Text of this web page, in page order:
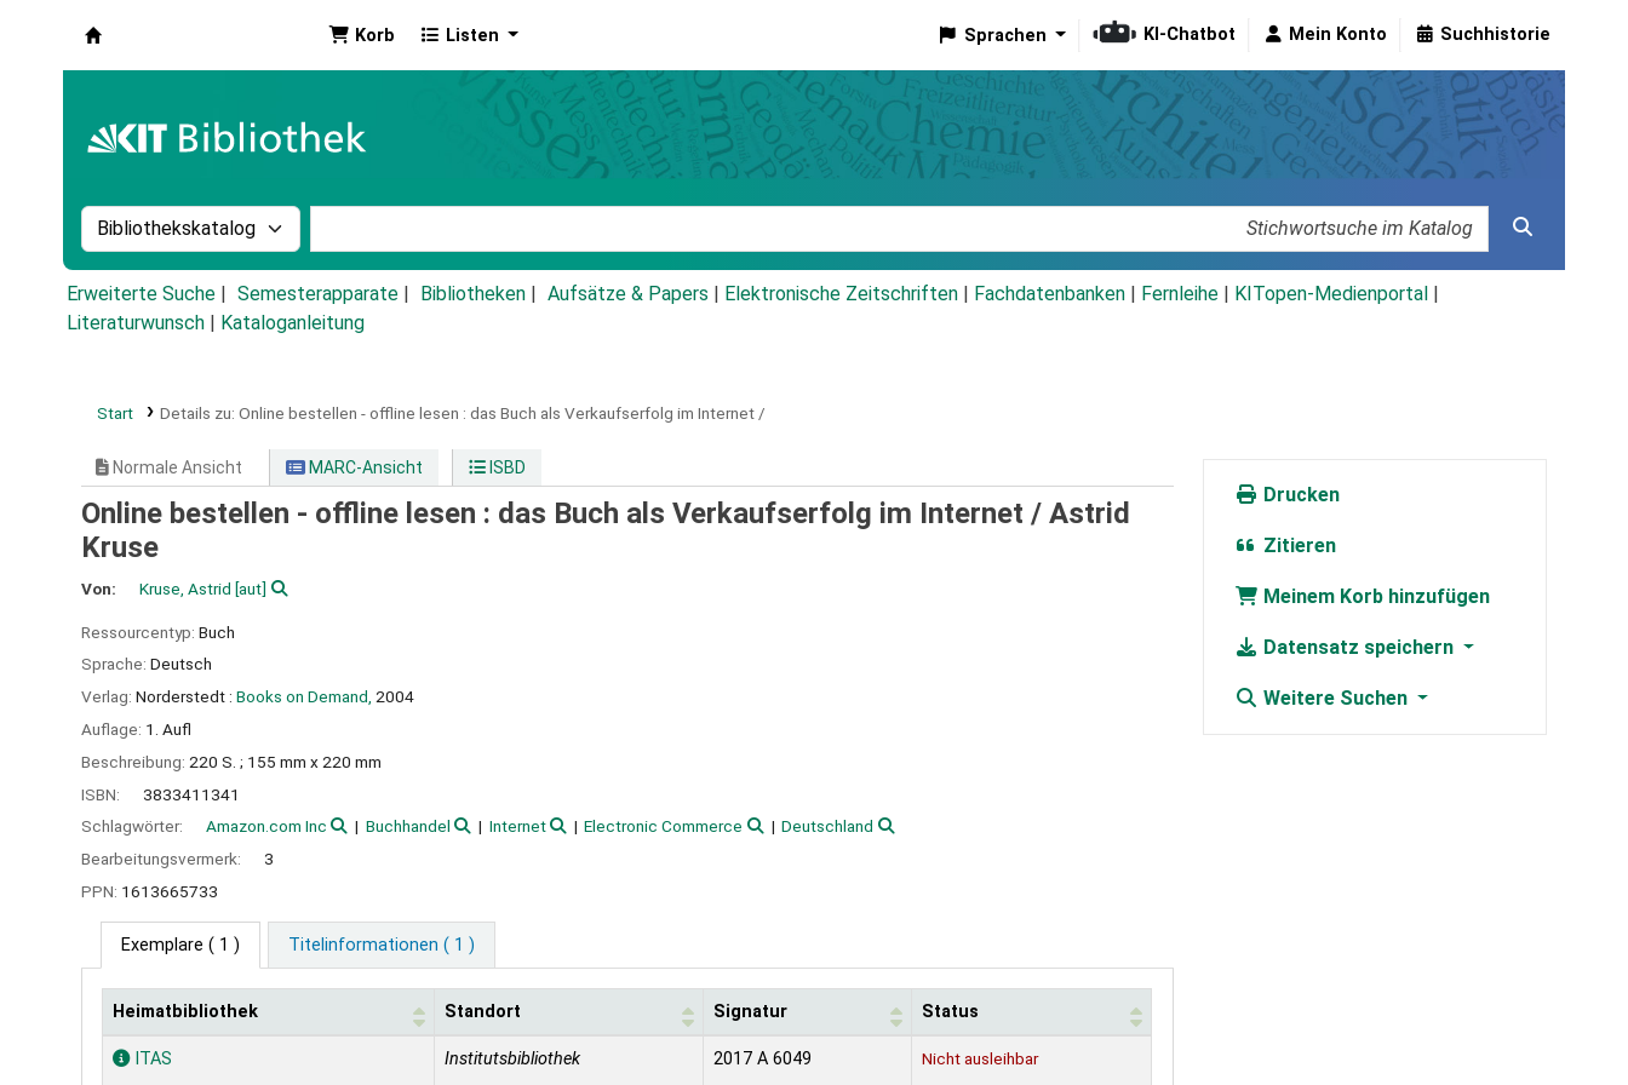
Korb Listen Sprachen KI-Chatbot Mein Konto Suchhistorie
Suche im Katalog nach:
Erweiterte Suche Semesterapparate Bibliotheken Aufsätze & Papers Elektronische Zeitschriften Fachdatenbanken Fernleihe KITopen-Medienportal
Literaturwunsch
Kataloganleitung
Start Details zu: Online bestellen - offline lesen : das Buch als Verkaufserfolg im Internet /
Normale Ansicht MARC-Ansicht ISBD
Online bestellen - offline lesen : das Buch als Verkaufserfolg im Internet / Astrid
Kruse
Von: Kruse, Astrid [aut]
Ressourcentyp: Buch
Sprache: Deutsch
Verlag: Norderstedt : Books on Demand, 2004
Auflage: 1. Aufl
Beschreibung: 220 S. ; 155 mm x 220 mm
ISBN:
3833411341
Schlagwörter:
Amazon.com Inc Buchhandel Internet Electronic Commerce
Deutschland
Bearbeitungsvermerk:
3
PPN: 1613665733
Exemplare ( 1 ) Titelinformationen ( 1 )
Exemplare
Heimatbibliothek Standort Signatur Status
ITAS Institutsbibliothek 2017 A 6049 Nicht ausleihbar
Drucken
Zitieren
Meinem Korb hinzufügen
Datensatz speichern
Weitere Suchen